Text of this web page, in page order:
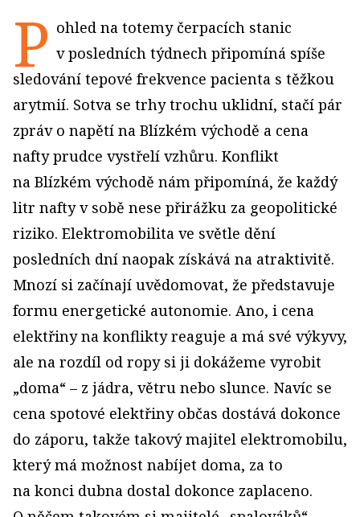
P ohled na totemy čerpacích stanic
v posledních týdnech připomíná spíše
sledování tepové frekvence pacienta s těžkou
arytmií. Sotva se trhy trochu uklidní, stačí pár
zpráv o napětí na Blízkém východě a cena
nafty prudce vystřelí vzhůru. Konflikt
na Blízkém východě nám připomíná, že každý
litr nafty v sobě nese přirážku za geopolitické
riziko. Elektromobilita ve světle dění
posledních dní naopak získává na atraktivitě.
Mnozí si začínají uvědomovat, že představuje
formu energetické autonomie. Ano, i cena
elektřiny na konflikty reaguje a má své výkyvy,
ale na rozdíl od ropy si ji dokážeme vyrobit
„doma“ – z jádra, větru nebo slunce. Navíc se
cena spotové elektřiny občas dostává dokonce
do záporu, takže takový majitel elektromobilu,
který má možnost nabíjet doma, za to
na konci dubna dostal dokonce zaplaceno.